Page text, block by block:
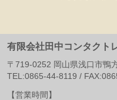
有限会社田中コンタクト
〒 719-0252 岡山県浅口市鴨
TEL:0865-44-8119 / FAX:
【営業時間】